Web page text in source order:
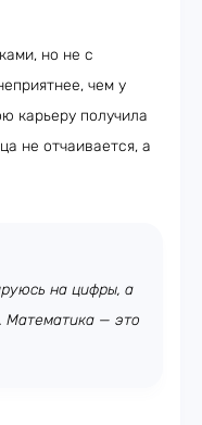
но не с
чем у
карьеру получила
не отчаивается, а
на цифры, а
Математика — это